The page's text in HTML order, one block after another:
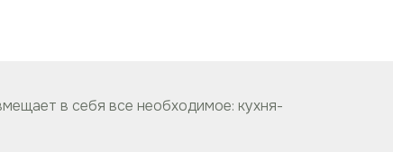
в себя все необходимое: кухня-